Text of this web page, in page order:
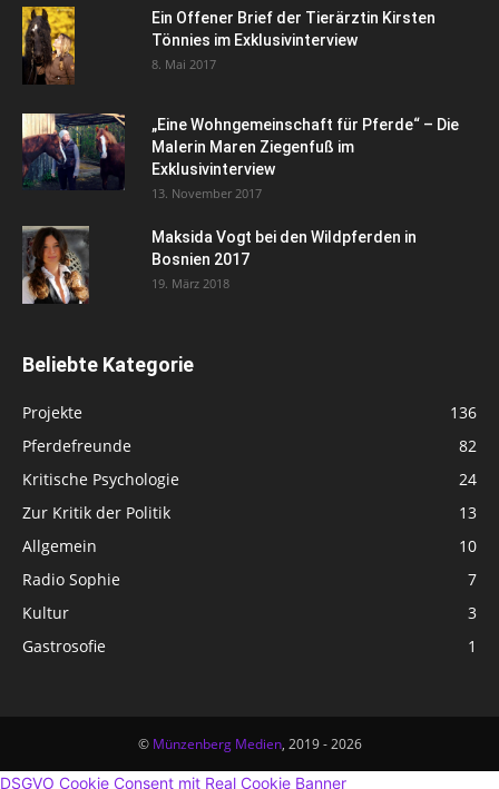
Ein Offener Brief der Tierärztin Kirsten
Tönnies im Exklusivinterview
8. Mai 2017
„Eine Wohngemeinschaft für Pferde“ – Die
Malerin Maren Ziegenfuß im
Exklusivinterview
13. November 2017
Maksida Vogt bei den Wildpferden in
Bosnien 2017
19. März 2018
Beliebte Kategorie
Projekte
136
Pferdefreunde
82
Kritische Psychologie
24
Zur Kritik der Politik
13
Allgemein
10
Radio Sophie
7
Kultur
3
Gastrosofie
1
© Münzenberg Medien, 2019 - 2026
DSGVO Cookie Consent mit Real Cookie Banner